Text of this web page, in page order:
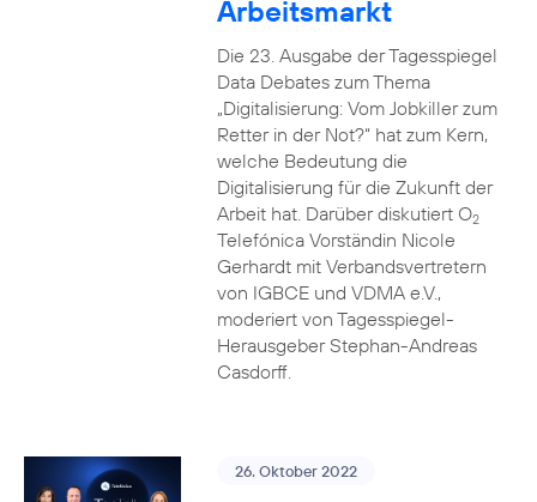
Arbeitsmarkt
Die 23. Ausgabe der Tagesspiegel
Data Debates zum Thema
„Digitalisierung: Vom Jobkiller zum
Retter in der Not?“ hat zum Kern,
welche Bedeutung die
Digitalisierung für die Zukunft der
Arbeit hat. Darüber diskutiert O2
Telefónica Vorständin Nicole
Gerhardt mit Verbandsvertretern
von IGBCE und VDMA e.V.,
moderiert von Tagesspiegel-
Herausgeber Stephan-Andreas
Casdorff.
26. Oktober 2022